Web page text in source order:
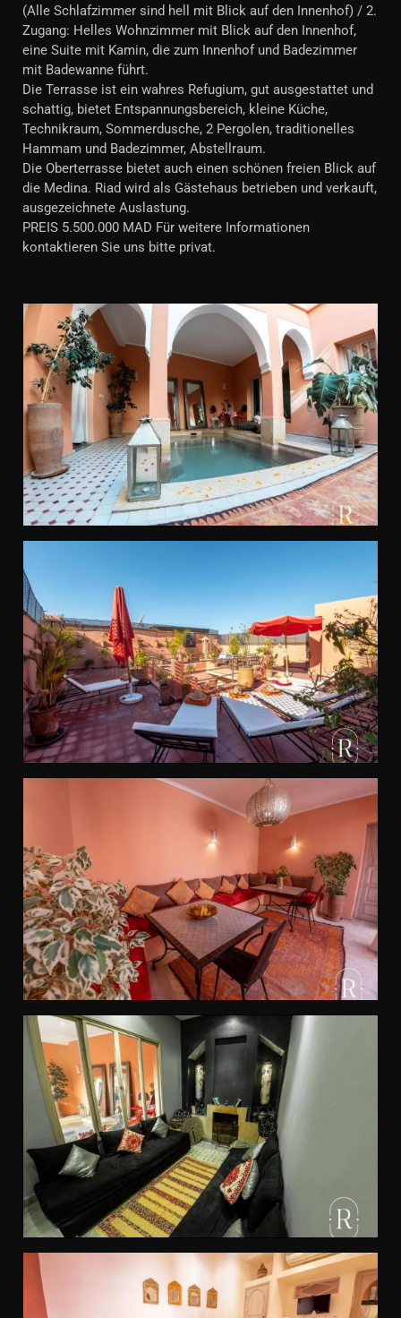
(Alle Schlafzimmer sind hell mit Blick auf den Innenhof) / 2.
Zugang: Helles Wohnzimmer mit Blick auf den Innenhof,
eine Suite mit Kamin, die zum Innenhof und Badezimmer
mit Badewanne führt.
Die Terrasse ist ein wahres Refugium, gut ausgestattet und
schattig, bietet Entspannungsbereich, kleine Küche,
Technikraum, Sommerdusche, 2 Pergolen, traditionelles
Hammam und Badezimmer, Abstellraum.
Die Oberterrasse bietet auch einen schönen freien Blick auf
die Medina. Riad wird als Gästehaus betrieben und verkauft,
ausgezeichnete Auslastung.
PREIS 5.500.000 MAD Für weitere Informationen
kontaktieren Sie uns bitte privat.